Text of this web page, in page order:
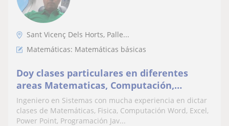
Sant Vicenç Dels Horts, Palle...
Matemáticas: Matemáticas básicas
Doy clases particulares en diferentes
areas Matematicas, Computación,
Programación, SEO, SEM Redes Sociales
Ingeniero en Sistemas con mucha experiencia en dictar
clases de Matemáticas, Fisica, Computación Word, Excel,
Power Point, Programación Jav...